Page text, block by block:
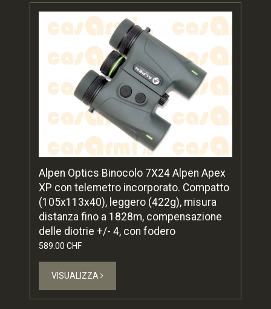
Alpen Optics Binocolo 7X24 Alpen Apex
XP con telemetro incorporato. Compatto
(105x113x40), leggero (422g), misura
distanza fino a 1828m, compensazione
delle diotrie +/- 4, con fodero
589.00 CHF
VISUALIZZA